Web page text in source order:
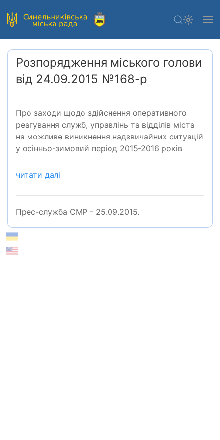
Розпорядження міського голови
від 24.09.2015 №168-р
Про заходи щодо здійснення оперативного
реагування служб, управлінь та відділів міста
на можливе виникнення надзвичайних ситуацій
у осінньо-зимовий період 2015-2016 років
читати далі
Прес-служба СМР - 25.09.2015.